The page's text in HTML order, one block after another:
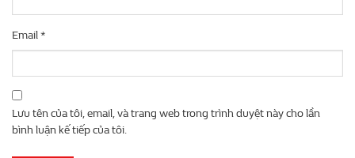
Email*
Lưu tên của tôi, email, và trang web trong trình duyệt này cho lần
bình luận kế tiếp của tôi.